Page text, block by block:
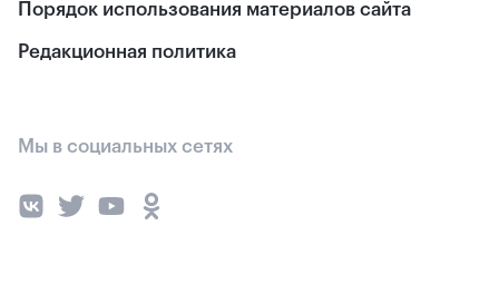
Порядок использования материалов сайта
Редакционная политика
Мы в социальных сетях